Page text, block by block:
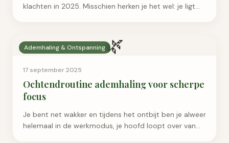
klachten in 2025. Misschien herken je het wel: je ligt
🌿
Ademhaling & Ontspanning
17 september 2025
Ochtendroutine ademhaling voor scherpe
focus
Je bent net wakker en tijdens het ontbijt ben je alweer
helemaal in de werkmodus, je hoofd loopt over van